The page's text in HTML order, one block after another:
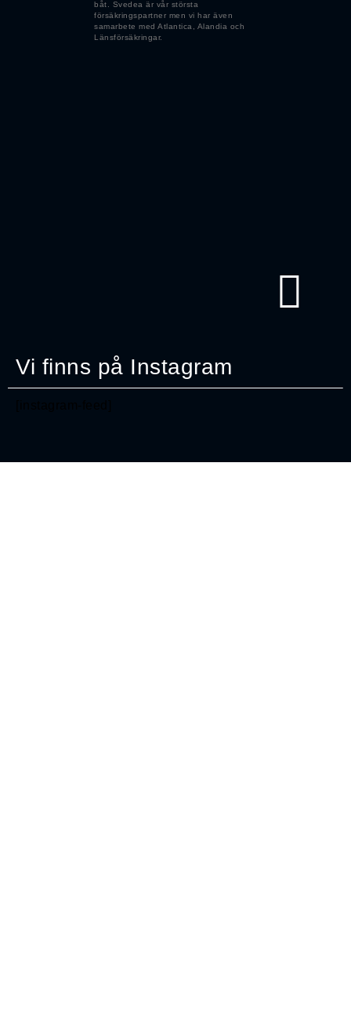
båt. Svedea är vår största
försäkringspartner men vi har även
samarbete med Atlantica, Alandia och
Länsförsäkringar.
Vi finns på Instagram